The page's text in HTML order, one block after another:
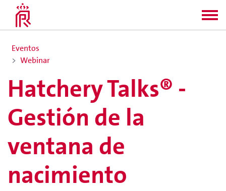
Eventos
Webinar
Hatchery Talks® -
Gestión de la
ventana de
nacimiento